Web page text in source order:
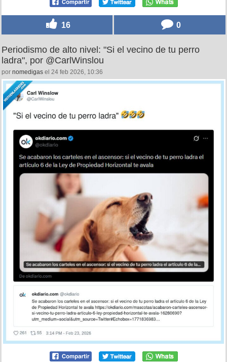
16 0
Periodismo de alto nivel: "Si el vecino de tu perro
ladra", por @CarlWinslou
por nomedigas el 24 feb 2026, 10:36